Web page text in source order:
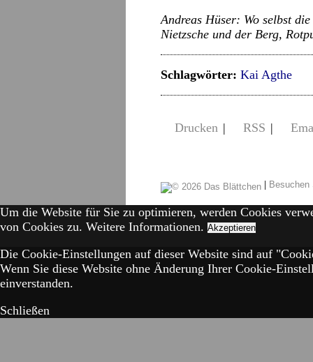
Andreas Hüser: Wo selbst
Nietzsche und der Berg,
Schlagwörter: Kai Agthe
Drucken | RSS |
|
Um die Website für Sie zu optimieren, werden Cookies
von Cookies zu. Weitere Informationen. Akzeptieren
Die Cookie-Einstellungen auf dieser Website sind auf
Wenn Sie diese Website ohne Änderung Ihrer Cookie-
einverstanden.
Schließen